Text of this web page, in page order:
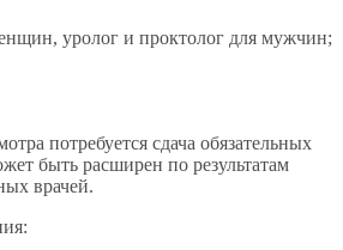
уролог и проктолог для мужчин;
потребуется сдача обязательных
быть расширен по результатам
врачей.